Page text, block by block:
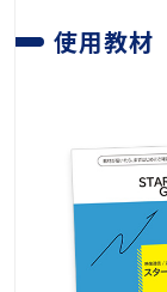
使用教材